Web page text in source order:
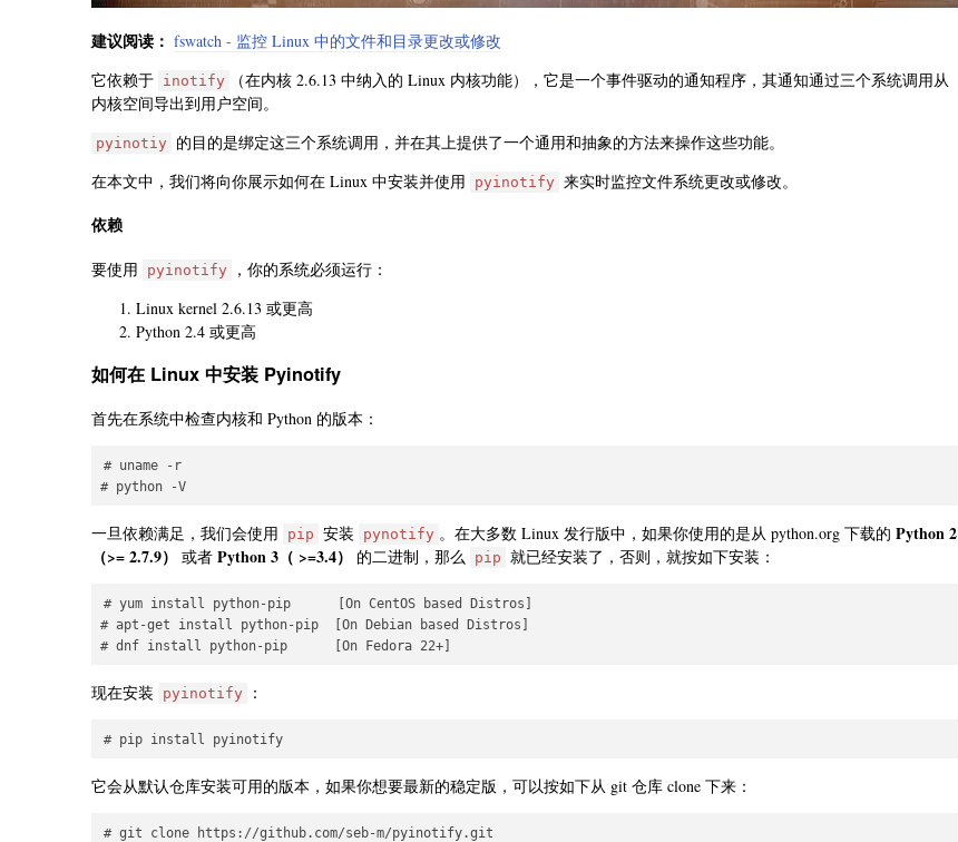
建议阅读： fswatch - 监控 Linux 中的文件和目录更改或修改
它依赖于 inotify
（在内核 2.6.13 中纳入的 Linux 内核功能），它是一个事件驱动的通知程序，其通知通过三个系统调用从
内核空间导出到用户空间。
pyinotiy
的目的是绑定这三个系统调用，并在其上提供了一个通用和抽象的方法来操作这些功能。
在本文中，我们将向你展示如何在 Linux 中安装并使用
pyinotify 来实时监控文件系统更改或修改。
依赖
要使用 pyinotify
，你的系统必须运行：
Linux kernel 2.6.13 或更高
Python 2.4 或更高
如何在 Linux 中安装 Pyinotify
首先在系统中检查内核和 Python 的版本：
# uname -r
一旦依赖满足，我们会使用 pip 安装 pynotify 。在大多数 Linux 发行版中，如果你使用的是从 python.org 下载的 Python 2
（>= 2.7.9）
或者 Python 3（ >=3.4） 的二进制，那么 pip 就已经安装了，否则，就按如下安装：
# yum install python-pip      [On CentOS based Distros]
# apt-get install python-pip  [On Debian based Distros]
现在安装 pyinotify ：
它会从默认仓库安装可用的版本，如果你想要最新的稳定版，可以按如下从 git 仓库 clone 下来：
# git clone https://github.com/seb-m/pyinotify.git